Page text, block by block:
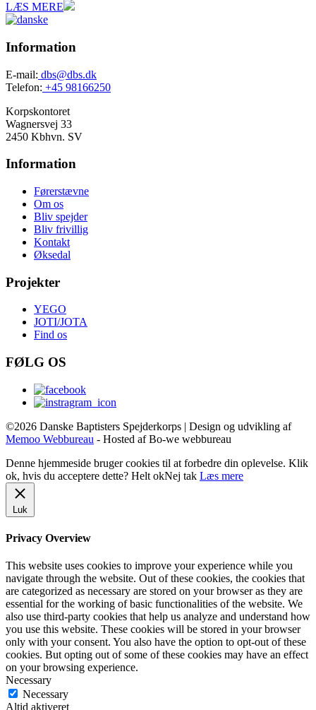
LÆS MERE
Information
E-mail: dbs@dbs.dk
Telefon: +45 98166250
Korpskontoret
Wagnersvej 33
2450 Kbhvn. SV
Information
Førerstævne
Om os
Bliv spejder
Bliv frivillig
Kontakt
Øksedal
Projekter
YEGO
JOTI/JOTA
Find os
FØLG OS
©2026 Danske Baptisters Spejderkorps | Design og udvikling af
Memoo Webbureau - Hosted af Bo-we webbureau
Denne hjemmeside bruger cookies til at forbedre din oplevelse. Klik
ok, hvis du acceptere dette? Helt okNej tak Læs mere
Luk
Privacy Overview
This website uses cookies to improve your experience while you
navigate through the website. Out of these cookies, the cookies that
are categorized as necessary are stored on your browser as they are
essential for the working of basic functionalities of the website. We
also use third-party cookies that help us analyze and understand how
you use this website. These cookies will be stored in your browser
only with your consent. You also have the option to opt-out of these
cookies. But opting out of some of these cookies may have an effect
on your browsing experience.
Necessary
Necessary
Altid aktiveret